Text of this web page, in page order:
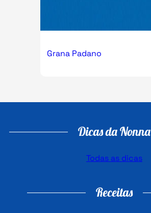
Grana Padano
Dicas da Nonna
Todas as dicas
Receitas